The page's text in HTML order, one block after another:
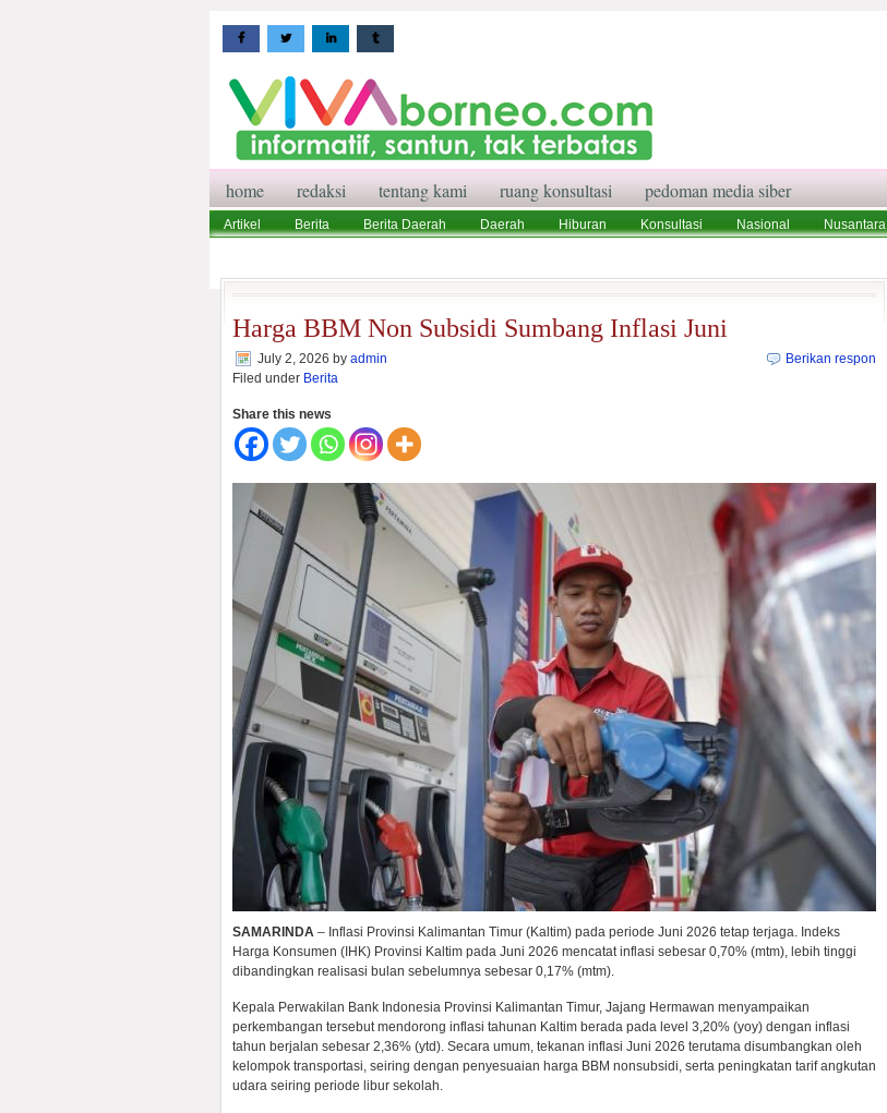
home redaksi tentang kami ruang konsultasi pedoman media siber
Artikel Berita Berita Daerah Daerah Hiburan Konsultasi Nasional Nusantara
Harga BBM Non Subsidi Sumbang Inflasi Juni
July 2, 2026 by admin
Filed under Berita
Berikan respon
Share this news
SAMARINDA – Inflasi Provinsi Kalimantan Timur (Kaltim) pada periode Juni 2026 tetap terjaga. Indeks
Harga Konsumen (IHK) Provinsi Kaltim pada Juni 2026 mencatat inflasi sebesar 0,70% (mtm), lebih tinggi
dibandingkan realisasi bulan sebelumnya sebesar 0,17% (mtm).
Kepala Perwakilan Bank Indonesia Provinsi Kalimantan Timur, Jajang Hermawan menyampaikan
perkembangan tersebut mendorong inflasi tahunan Kaltim berada pada level 3,20% (yoy) dengan inflasi
tahun berjalan sebesar 2,36% (ytd). Secara umum, tekanan inflasi Juni 2026 terutama disumbangkan oleh
kelompok transportasi, seiring dengan penyesuaian harga BBM nonsubsidi, serta peningkatan tarif angkutan
udara seiring periode libur sekolah.